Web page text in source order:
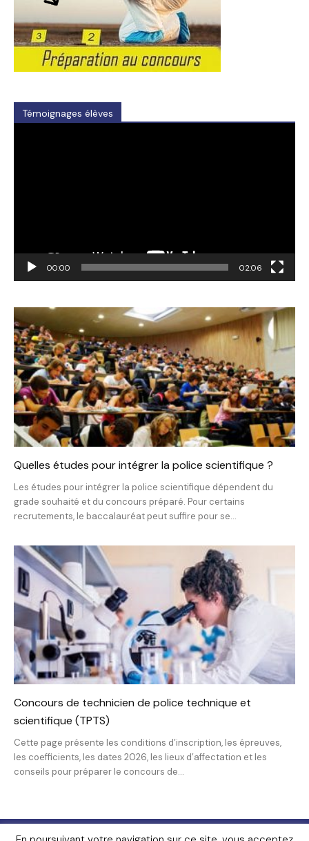
Témoignages élèves
00:00 02:06
Quelles études pour intégrer la police scientifique ?
Les études pour intégrer la police scientifique dépendent du
grade souhaité et du concours préparé. Pour certains
recrutements, le baccalauréat peut suffire pour se...
Concours de technicien de police technique et
scientifique (TPTS)
Cette page présente les conditions d’inscription, les épreuves,
les coefficients, les dates 2026, les lieux d’affectation et les
conseils pour préparer le concours de...
Livres FAQ Lexique Contact